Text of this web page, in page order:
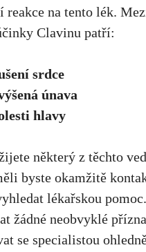
reakce na tento lék.
Clavinu patří:
srdce
únava
hlavy
některý z těchto
byste okamžitě
lékařskou
žádné neobvyklé
se specialistou